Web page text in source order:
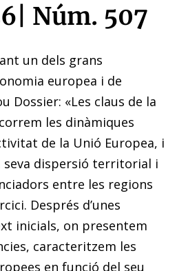
Núm. 507
un dels grans
europea i de
Dossier: «Les claus de la
les dinàmiques
de la Unió Europea, i
seva dispersió territorial i
entre les regions
Després d’unes
inicials, on presentem
caracteritzem les
en funció del seu